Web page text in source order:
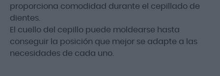
proporciona comodidad durante el cepillado de
dientes.
El cuello del cepillo puede moldearse hasta
conseguir la posición que mejor se adapte a las
necesidades de cada uno.